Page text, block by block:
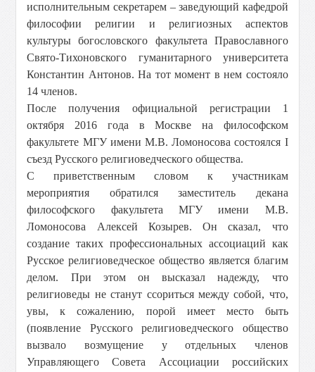
исполнительным секретарем – заведующий кафедрой
философии религии и религиозных аспектов
культуры богословского факультета Православного
Свято-Тихоновского гуманитарного университета
Константин Антонов. На тот момент в нем состояло
14 членов.
После получения официальной регистрации 1
октября 2016 года в Москве на философском
факультете МГУ имени М.В. Ломоносова состоялся I
съезд Русского религиоведческого общества.
С приветственным словом к участникам
мероприятия обратился заместитель декана
философского факультета МГУ имени М.В.
Ломоносова Алексей Козырев. Он сказал, что
создание таких профессиональных ассоциаций как
Русское религиоведческое общество является благим
делом. При этом он высказал надежду, что
религиоведы не станут ссориться между собой, что,
увы, к сожалению, порой имеет место быть
(появление Русского религиоведческого общество
вызвало возмущение у отдельных членов
Управляющего Совета Ассоциации российских